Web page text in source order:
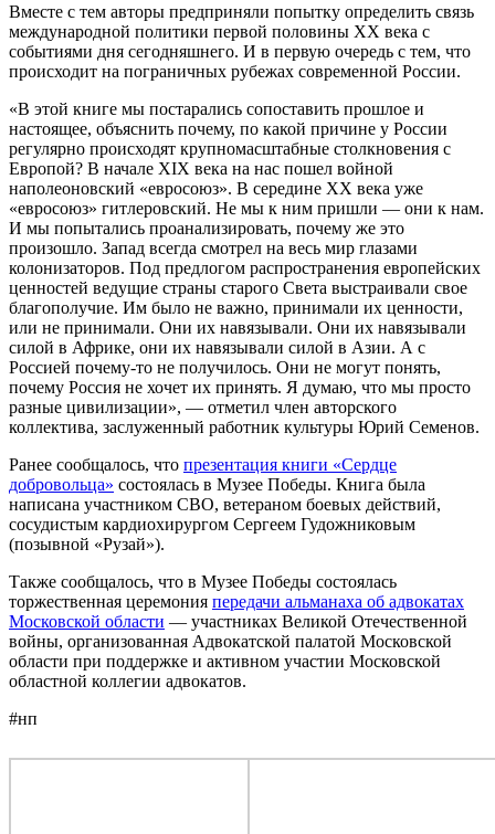
Вместе с тем авторы предприняли попытку определить связь
международной политики первой половины XX века с
событиями дня сегодняшнего. И в первую очередь с тем, что
происходит на пограничных рубежах современной России.
«В этой книге мы постарались сопоставить прошлое и
настоящее, объяснить почему, по какой причине у России
регулярно происходят крупномасштабные столкновения с
Европой? В начале XIX века на нас пошел войной
наполеоновский «евросоюз». В середине XX века уже
«евросоюз» гитлеровский. Не мы к ним пришли — они к нам.
И мы попытались проанализировать, почему же это
произошло. Запад всегда смотрел на весь мир глазами
колонизаторов. Под предлогом распространения европейских
ценностей ведущие страны старого Света выстраивали свое
благополучие. Им было не важно, принимали их ценности,
или не принимали. Они их навязывали. Они их навязывали
силой в Африке, они их навязывали силой в Азии. А с
Россией почему-то не получилось. Они не могут понять,
почему Россия не хочет их принять. Я думаю, что мы просто
разные цивилизации», — отметил член авторского
коллектива, заслуженный работник культуры Юрий Семенов.
Ранее сообщалось, что презентация книги «Сердце
добровольца» состоялась в Музее Победы. Книга была
написана участником СВО, ветераном боевых действий,
сосудистым кардиохирургом Сергеем Гудожниковым
(позывной «Рузай»).
Также сообщалось, что в Музее Победы состоялась
торжественная церемония передачи альманаха об адвокатах
Московской области — участниках Великой Отечественной
войны, организованная Адвокатской палатой Московской
области при поддержке и активном участии Московской
областной коллегии адвокатов.
#нп